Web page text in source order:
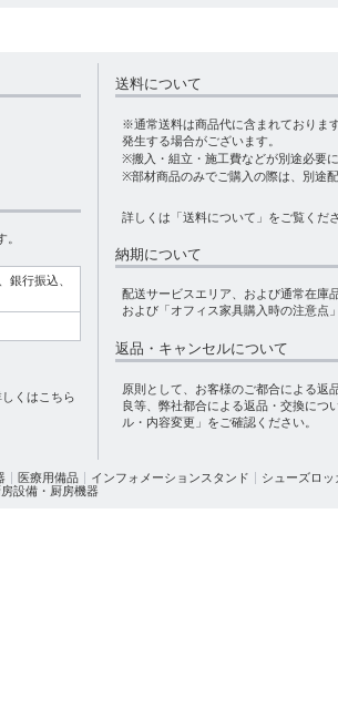
銀行振込、
しくはこちら
送料について
※通常送料は商品代に含まれておりま
発生する場合がございます。
※搬入・組立・施工費などが別途必要
※部材商品のみでご購入の際は、別途
詳しくは 「送料について」 をご覧くだ
納期について
配送サービスエリア、および通常在庫
および「オフィス家具購入時の注意点」
返品・キャンセルについて
原則として、お客様のご都合による返
良等、弊社都合による返品・交換につ
ル・内容変更」 をご確認ください。
医療用備品 インフォメーションスタンド シューズロッ
房設備・厨房機器